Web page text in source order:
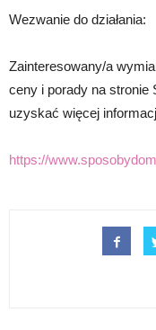
Wezwanie do działania:
Zainteresowany/a
ceny i porady na stronie
uzyskać więcej
https://